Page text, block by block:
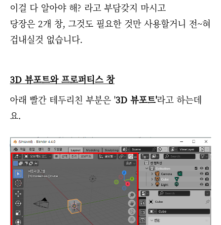
이걸 다 알아야 해? 라고 부담갖지 마시고
당장은 2개 창, 그것도 필요한 것만 사용할거니 전~혀
겁내실것 없습니다.
3D 뷰포트와 프로퍼티스 창
아래 빨간 테두리친 부분은 '3D 뷰포트'라고 하는데
요.